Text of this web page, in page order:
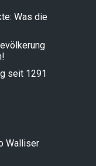
Was die
seit 1291
Walliser